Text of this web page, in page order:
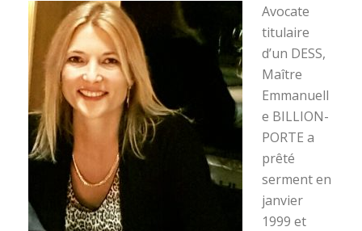
Avocate
titulaire
d’un DESS,
Maître
Emmanuell
e BILLION-
PORTE a
prêté
serment en
janvier
1999 et